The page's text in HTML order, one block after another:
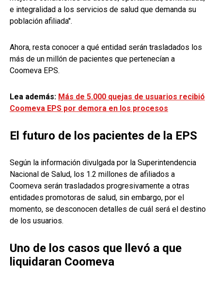
e integralidad a los servicios de salud que demanda su
población afiliada".
Ahora, resta conocer a qué entidad serán trasladados los
más de un millón de pacientes que pertenecían a
Coomeva EPS.
Lea además: Más de 5.000 quejas de usuarios recibió
Coomeva EPS por demora en los procesos
El futuro de los pacientes de la EPS
Según la información divulgada por la Superintendencia
Nacional de Salud, los 1.2 millones de afiliados a
Coomeva serán trasladados progresivamente a otras
entidades promotoras de salud, sin embargo, por el
momento, se desconocen detalles de cuál será el destino
de los usuarios.
Uno de los casos que llevó a que
liquidaran Coomeva